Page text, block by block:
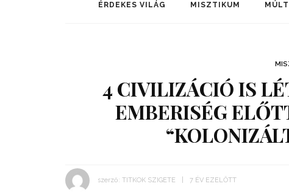
ÉRDEKES VILÁG MISZTIKUM
4 CIVILIZÁCIÓ IS
EMBERISÉG
szerző: TITKOK SZIGETE 7 ÉV EZELŐTT